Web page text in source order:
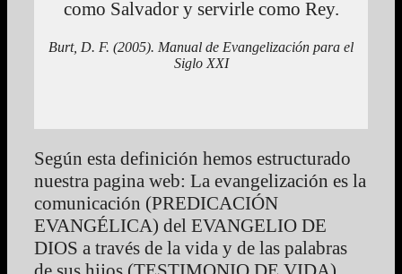
como Salvador y servirle como Rey.
Burt, D. F. (2005). Manual de Evangelización para el
Siglo XXI
Según esta definición hemos estructurado
nuestra pagina web: La evangelización es la
comunicación (PREDICACIÓN
EVANGÉLICA) del EVANGELIO DE
DIOS a través de la vida y de las palabras